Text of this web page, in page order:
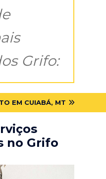
Grifo:
EM CUIABÁ, MT
no Grifo